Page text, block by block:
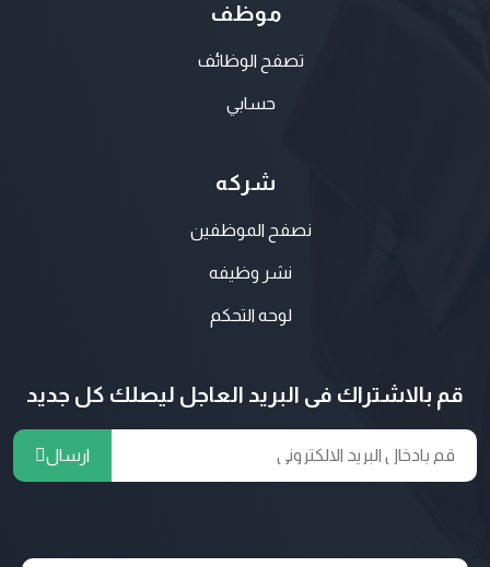
موظف
تصفح الوظائف
حسابي
شركه
نصفح الموظفين
نشر وظيفه
لوحه التحكم
قم بالاشتراك فى البريد العاجل ليصلك كل جديد
ارسال